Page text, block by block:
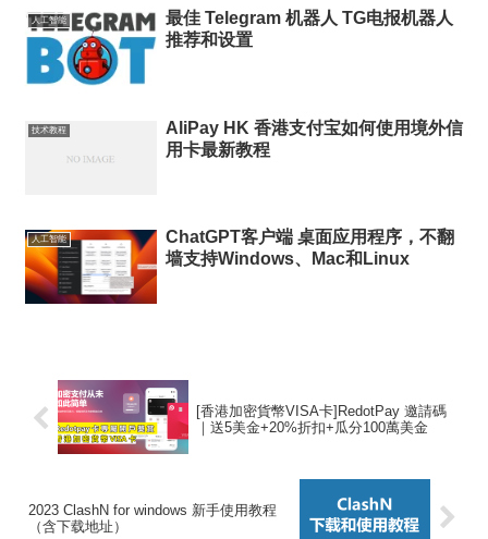
人工智能
最佳 Telegram 机器人 TG电报机器人
推荐和设置
技术教程
AliPay HK 香港支付宝如何使用境外信
用卡最新教程
人工智能
ChatGPT客户端 桌面应用程序，不翻
墙支持Windows、Mac和Linux
[香港加密貨幣VISA卡]RedotPay 邀請碼
｜送5美金+20%折扣+瓜分100萬美金
2023 ClashN for windows 新手使用教程
（含下载地址）